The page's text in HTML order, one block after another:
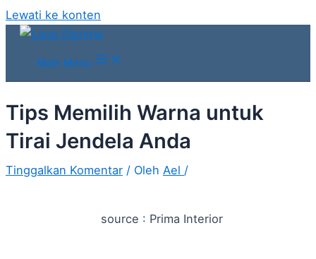
Lewati ke konten
Main Menu
Tips Memilih Warna untuk
Tirai Jendela Anda
Tinggalkan Komentar / Oleh Ael /
source : Prima Interior